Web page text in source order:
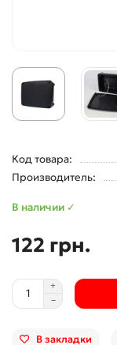
Код товара:
Производитель:
В наличии ✓
122 грн.
В закладки